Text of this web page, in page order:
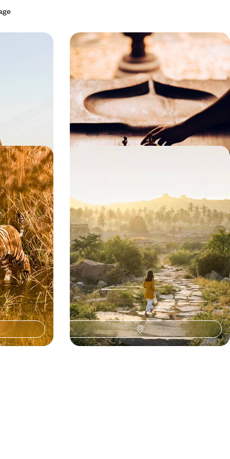
grande
des cités
Après Goa, cure ayurvédique dans le
Karnataka - Les mains du miracle
Une entrée en matière envoûtante à Goa sur
fond de temples hindous, héritage portugais,
parfums d’épices et embruns de la mer d’Arabie
10 jours, de CHF 3600 à CHF 4700
du
de la
tigre
les hauts
panthère
pittoresques et temples dravidiens, Goa la
paisible en conclusion
13 jours, de CHF 4700 à CHF 5700